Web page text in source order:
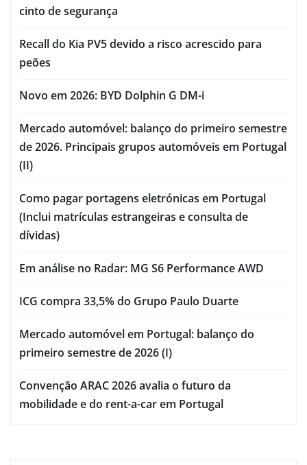
cinto de segurança
Recall do Kia PV5 devido a risco acrescido para
peões
Novo em 2026: BYD Dolphin G DM-i
Mercado automóvel: balanço do primeiro semestre
de 2026. Principais grupos automóveis em Portugal
(II)
Como pagar portagens eletrónicas em Portugal
(Inclui matrículas estrangeiras e consulta de
dívidas)
Em análise no Radar: MG S6 Performance AWD
ICG compra 33,5% do Grupo Paulo Duarte
Mercado automóvel em Portugal: balanço do
primeiro semestre de 2026 (I)
Convenção ARAC 2026 avalia o futuro da
mobilidade e do rent-a-car em Portugal